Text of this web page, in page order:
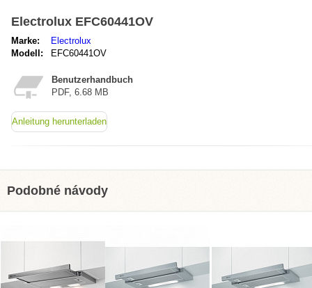
Electrolux EFC60441OV
Marke:
Electrolux
Modell:
EFC60441OV
Benutzerhandbuch
PDF, 6.68 MB
Anleitung herunterladen
Podobné návody